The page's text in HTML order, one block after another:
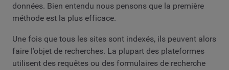
données. Bien entendu nous pensons que la première
méthode est la plus efficace.
Une fois que tous les sites sont indexés, ils peuvent alors
faire l’objet de recherches. La plupart des plateformes
utilisent des requêtes ou des formulaires de recherche